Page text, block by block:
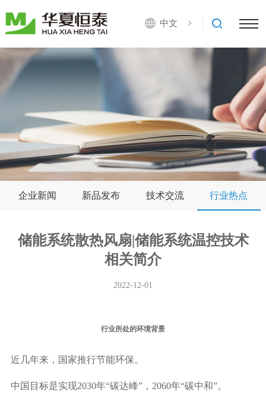
中文
企业新闻 新品发布 技术交流 行业热点
储能系统散热风扇|储能系统温控技术
相关简介
2022-12-01
行业所处的环境背景
近几年来，国家推行节能环保。
中国目标是实现2030年“碳达峰”，2060年“碳中和”。